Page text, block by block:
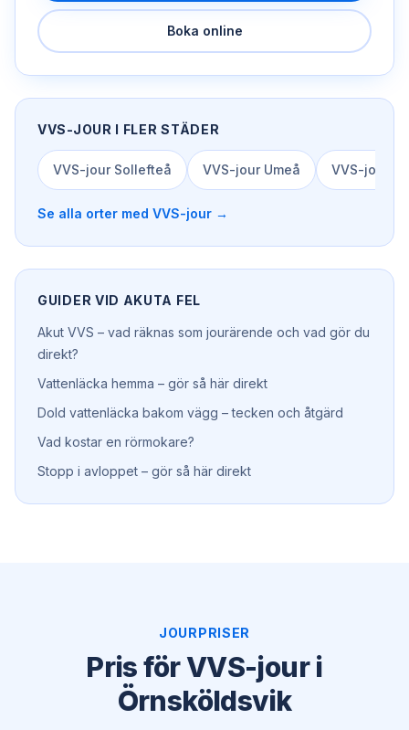
Boka online
VVS-JOUR I FLER STÄDER
VVS-jour Sollefteå VVS-jour Umeå VVS-jour
Se alla orter med VVS-jour →
GUIDER VID AKUTA FEL
Akut VVS – vad räknas som jourärende och vad gör du
direkt?
Vattenläcka hemma – gör så här direkt
Dold vattenläcka bakom vägg – tecken och åtgärd
Vad kostar en rörmokare?
Stopp i avloppet – gör så här direkt
JOURPRISER
Pris för VVS-jour i
Örnsköldsvik